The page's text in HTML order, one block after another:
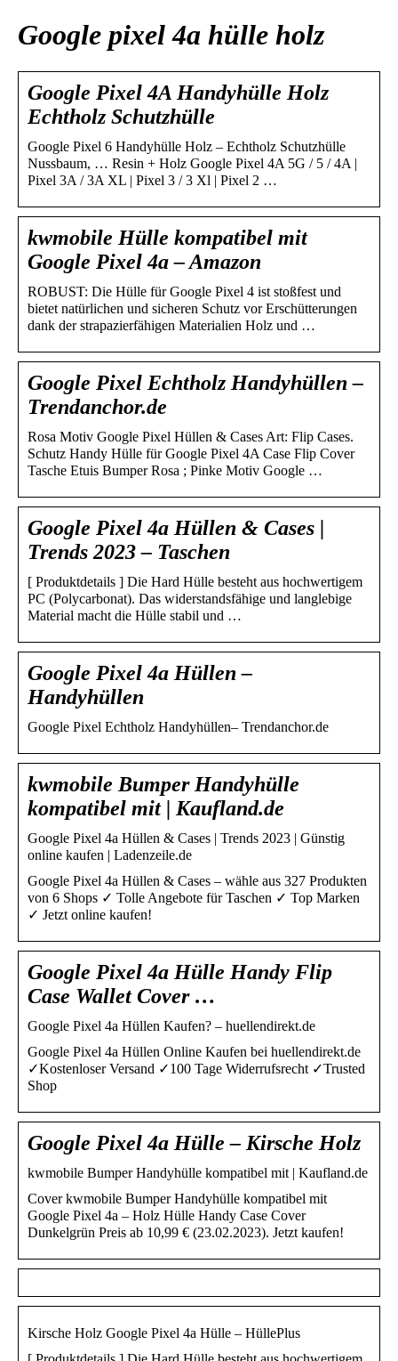
Google pixel 4a hülle holz
Google Pixel 4A Handyhülle Holz
Echtholz Schutzhülle
Google Pixel 6 Handyhülle Holz – Echtholz Schutzhülle
Nussbaum, … Resin + Holz Google Pixel 4A 5G / 5 / 4A |
Pixel 3A / 3A XL | Pixel 3 / 3 Xl | Pixel 2 …
kwmobile Hülle kompatibel mit
Google Pixel 4a – Amazon
ROBUST: Die Hülle für Google Pixel 4 ist stoßfest und
bietet natürlichen und sicheren Schutz vor Erschütterungen
dank der strapazierfähigen Materialien Holz und …
Google Pixel Echtholz Handyhüllen –
Trendanchor.de
Rosa Motiv Google Pixel Hüllen & Cases Art: Flip Cases.
Schutz Handy Hülle für Google Pixel 4A Case Flip Cover
Tasche Etuis Bumper Rosa ; Pinke Motiv Google …
Google Pixel 4a Hüllen & Cases |
Trends 2023 – Taschen
[ Produktdetails ] Die Hard Hülle besteht aus hochwertigem
PC (Polycarbonat). Das widerstandsfähige und langlebige
Material macht die Hülle stabil und …
Google Pixel 4a Hüllen –
Handyhüllen
Google Pixel Echtholz Handyhüllen– Trendanchor.de
kwmobile Bumper Handyhülle
kompatibel mit | Kaufland.de
Google Pixel 4a Hüllen & Cases | Trends 2023 | Günstig
online kaufen | Ladenzeile.de
Google Pixel 4a Hüllen & Cases – wähle aus 327 Produkten
von 6 Shops ✓ Tolle Angebote für Taschen ✓ Top Marken
✓ Jetzt online kaufen!
Google Pixel 4a Hülle Handy Flip
Case Wallet Cover …
Google Pixel 4a Hüllen Kaufen? – huellendirekt.de
Google Pixel 4a Hüllen Online Kaufen bei huellendirekt.de
✓Kostenloser Versand ✓100 Tage Widerrufsrecht ✓Trusted
Shop
Google Pixel 4a Hülle – Kirsche Holz
kwmobile Bumper Handyhülle kompatibel mit | Kaufland.de
Cover kwmobile Bumper Handyhülle kompatibel mit
Google Pixel 4a – Holz Hülle Handy Case Cover
Dunkelgrün Preis ab 10,99 € (23.02.2023). Jetzt kaufen!
Kirsche Holz Google Pixel 4a Hülle – HüllePlus